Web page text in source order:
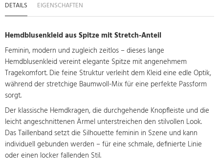
DETAILS EIGENSCHAFTEN
Hemdblusenkleid aus Spitze mit Stretch-Anteil
Feminin, modern und zugleich zeitlos – dieses lange
Hemdblusenkleid vereint elegante Spitze mit angenehmem
Tragekomfort. Die feine Struktur verleiht dem Kleid eine edle Optik,
während der stretchige Baumwoll-Mix für eine perfekte Passform
sorgt.
Der klassische Hemdkragen, die durchgehende Knopfleiste und die
leicht angeschnittenen Ärmel unterstreichen den stilvollen Look.
Das Taillenband setzt die Silhouette feminin in Szene und kann
individuell gebunden werden – für eine schmale, definierte Linie
oder einen locker fallenden Stil.